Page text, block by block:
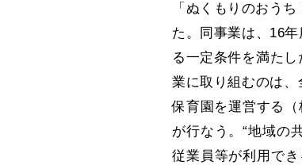
「ぬくもりのおう
た。同事業は、16
る一定条件を満た
業に取り組むのは
保育園を運営する（
が行なう。“地域の
従業員等が利用で